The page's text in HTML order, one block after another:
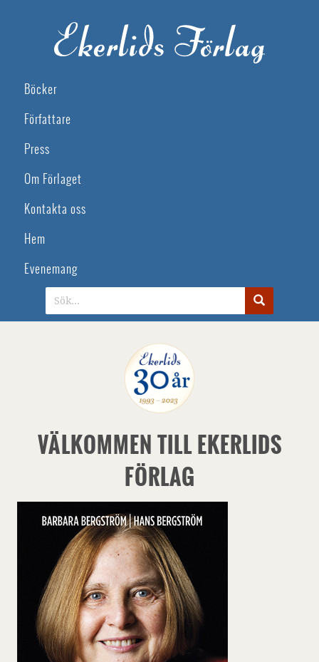
Böcker
Författare
Press
Om Förlaget
Kontakta oss
Hem
Evenemang
VÄLKOMMEN TILL EKERLIDS
FÖRLAG